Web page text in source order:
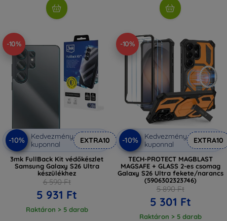
-10%
-10%
Kedvezmény
kuponnal
EXTRA10
3mk FullBack Kit védőkészlet
Samsung Galaxy S26 Ultra
készülékhez
6 590 Ft
5 931 Ft
Raktáron > 5 darab
-10%
-10%
Kedvezmény
kuponnal
EXTRA10
TECH-PROTECT MAGBLAST
MAGSAFE + GLASS 2-es csomag
Galaxy S26 Ultra fekete/narancs
(5906302323746)
5 890 Ft
5 301 Ft
Raktáron > 5 darab